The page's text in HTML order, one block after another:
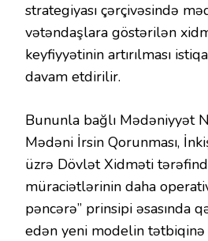
strategiyası çərçivəsində
vətəndaşlara göstərilən
keyfiyyətinin artırılması
davam etdirilir.
Bununla bağlı Mədəniyyət
Mədəni İrsin Qorunması,
üzrə Dövlət Xidməti
müraciətlərinin daha
pəncərə” prinsipi əsasında
edən yeni modelin tətbiqinə